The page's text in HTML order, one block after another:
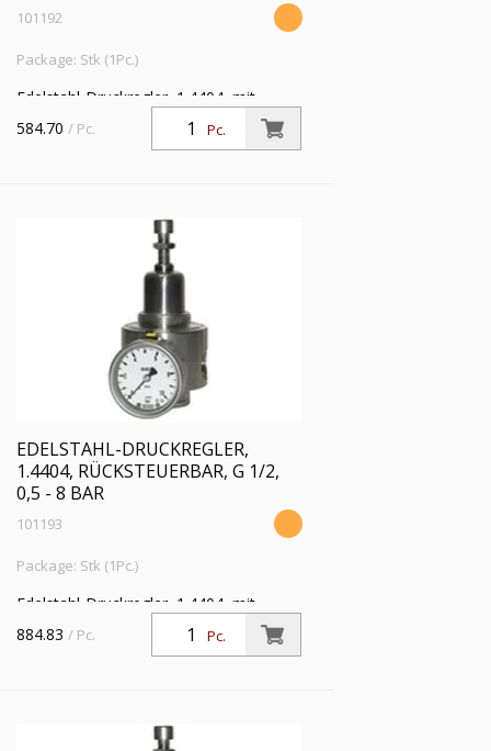
101192
Package: Stk (1Pc.)
Edelstahl-Druckregler, 1.4404, mit
Sekundärentlüftung (rücksteuerbar), inkl.
Mano., G 1/4, Regelber. 1,0 - 15 bar, PE
Pc.
584.70 / Pc.
EDELSTAHL-DRUCKREGLER,
1.4404, RÜCKSTEUERBAR, G 1/2,
0,5 - 8 BAR
101193
Package: Stk (1Pc.)
Edelstahl-Druckregler, 1.4404, mit
Sekundärentlüftung (rücksteuerbar), inkl.
Mano., G 1/2, Regelber. 0,5 - 8 bar, PE
Pc.
884.83 / Pc.